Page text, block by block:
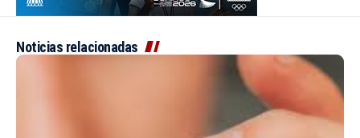
Noticias relacionadas